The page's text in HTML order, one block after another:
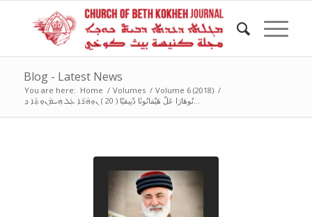
Blog - Latest News
You are here: Home / Volumes / Volume 6 (2018) /
نُوهَارَا عَلْ هَيْمَانُوثَا دْنِيقيّا ( 20 ) ܢܘܼܗܵܪܵܐ ܥܲܠ ܗܲܝܡܵܢܘܼܬ݂ܵܐ ܕ...